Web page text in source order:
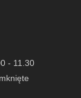
- 11.30